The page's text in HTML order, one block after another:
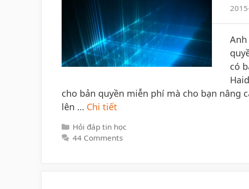
có
cho bản quyền miễn phí mà cho bạn nâng
lên … Chi tiết
Categories
Hỏi đáp tin học
44 Comments